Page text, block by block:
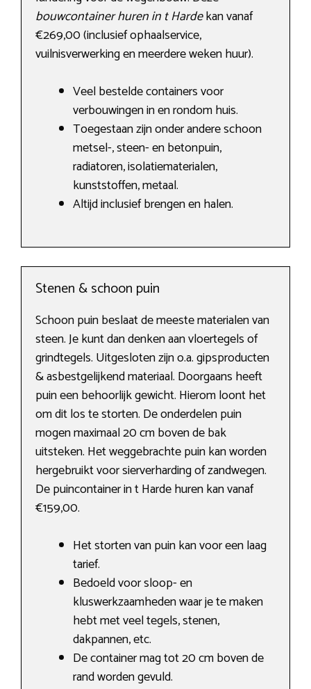
bouwcontainer huren in t Hardekan vanaf
€269,00 (inclusief ophaalservice,
vuilnisverwerking en meerdere weken huur).
Veel bestelde containers voor
verbouwingen in en rondom huis.
Toegestaan zijn onder andere schoon
metsel-, steen- en betonpuin,
radiatoren, isolatiematerialen,
kunststoffen, metaal.
Altijd inclusief brengen en halen.
Stenen & schoon puin
Schoon puin beslaat de meeste materialen van
steen. Je kunt dan denken aan vloertegels of
grindtegels. Uitgesloten zijn o.a. gipsproducten
& asbestgelijkend materiaal. Doorgaans heeft
puin een behoorlijk gewicht. Hierom loont het
om dit los te storten. De onderdelen puin
mogen maximaal 20 cm boven de bak
uitsteken. Het weggebrachte puin kan worden
hergebruikt voor sierverharding of zandwegen.
De puincontainer in t Harde huren kan vanaf
€159,00.
Het storten van puin kan voor een laag
tarief.
Bedoeld voor sloop- en
kluswerkzaamheden waar je te maken
hebt met veel tegels, stenen,
dakpannen, etc.
De container mag tot 20 cm boven de
rand worden gevuld.